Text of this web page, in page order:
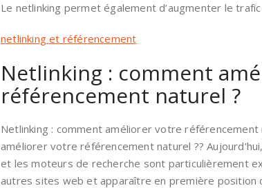
Le netlinking permet également d’augmenter le
netlinking et référencement
Netlinking : comment
référencement naturel ?
Netlinking : comment améliorer votre référencement
améliorer votre référencement naturel ??
et les moteurs de recherche sont particulièrement
autres sites web et apparaître en première position